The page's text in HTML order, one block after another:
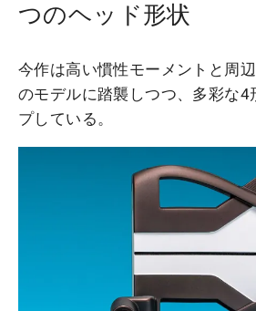
つのヘッド形状
今作は高い慣性モーメントと周
のモデルに踏襲しつつ、多彩な4
プしている。